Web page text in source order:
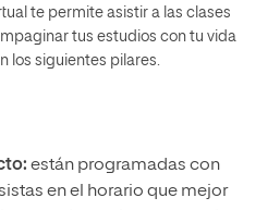
te permite asistir a las clases
tus estudios con tu vida
los siguientes pilares.
están programadas con
en el horario que mejor